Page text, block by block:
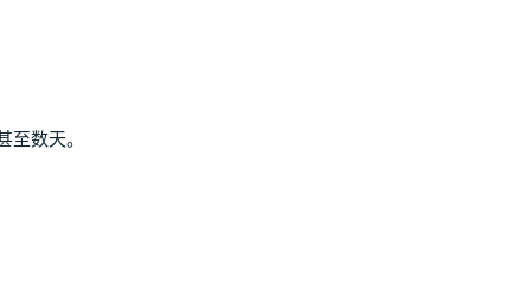
数天。